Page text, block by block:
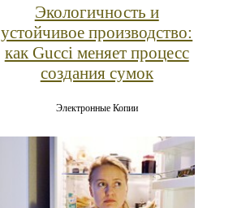
Экологичность и
устойчивое производство:
как Gucci меняет процесс
создания сумок
Электронные Копии